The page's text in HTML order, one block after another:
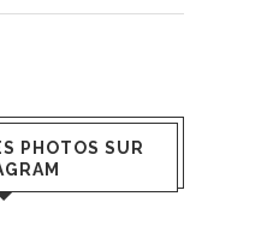
PHOTOS SUR